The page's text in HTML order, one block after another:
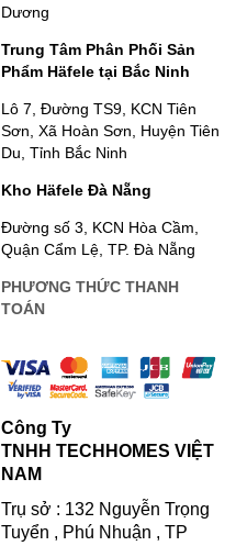
Dương
Trung Tâm Phân Phối Sản
Phẩm Häfele tại Bắc Ninh
Lô 7, Đường TS9, KCN Tiên
Sơn, Xã Hoàn Sơn, Huyện Tiên
Du, Tỉnh Bắc Ninh
Kho Häfele Đà Nẵng
Đường số 3, KCN Hòa Cầm,
Quận Cẩm Lệ, TP. Đà Nẵng
PHƯƠNG THỨC THANH
TOÁN
Công Ty
TNHH TECHHOMES VIỆT
NAM
Trụ sở : 132 Nguyễn Trọng
Tuyển , Phú Nhuận , TP